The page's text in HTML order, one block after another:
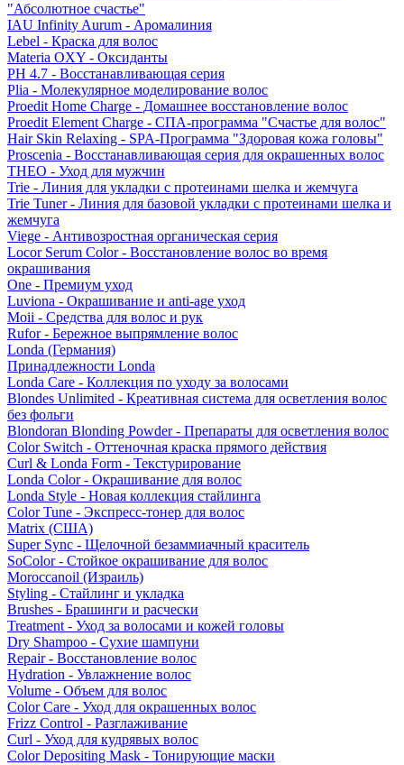
"Абсолютное счастье"
IAU Infinity Aurum - Аромалиния
Lebel - Краска для волос
Materia OXY - Оксиданты
PH 4.7 - Восстанавливающая серия
Plia - Молекулярное моделирование волос
Proedit Home Charge - Домашнее восстановление волос
Proedit Element Charge - СПА-программа "Счастье для волос"
Hair Skin Relaxing - SPA-Программа "Здоровая кожа головы"
Proscenia - Восстанавливающая серия для окрашенных волос
THEO - Уход для мужчин
Trie - Линия для укладки с протеинами шелка и жемчуга
Trie Tuner - Линия для базовой укладки с протеинами шелка и
жемчуга
Viege - Антивозростная органическая серия
Locor Serum Color - Восстановление волос во время
окрашивания
One - Премиум уход
Luviona - Окрашивание и anti-age уход
Moii - Средства для волос и рук
Rufor - Бережное выпрямление волос
Londa (Германия)
Принадлежности Londa
Londa Care - Коллекция по уходу за волосами
Blondes Unlimited - Креативная система для осветления волос
без фольги
Blondoran Blonding Powder - Препараты для осветления волос
Color Switch - Оттеночная краска прямого действия
Curl & Londa Form - Текстурирование
Londa Color - Окрашивание для волос
Londa Style - Новая коллекция стайлинга
Color Tune - Экспресс-тонер для волос
Matrix (США)
Super Sync - Щелочной безаммиачный краситель
SoColor - Стойкое окрашивание для волос
Moroccanoil (Израиль)
Styling - Стайлинг и укладка
Brushes - Брашинги и расчески
Treatment - Уход за волосами и кожей головы
Dry Shampoo - Сухие шампуни
Repair - Восстановление волос
Hydration - Увлажнение волос
Volume - Объем для волос
Color Care - Уход для окрашенных волос
Frizz Control - Разглаживание
Curl - Уход для кудрявых волос
Color Depositing Mask - Тонирующие маски